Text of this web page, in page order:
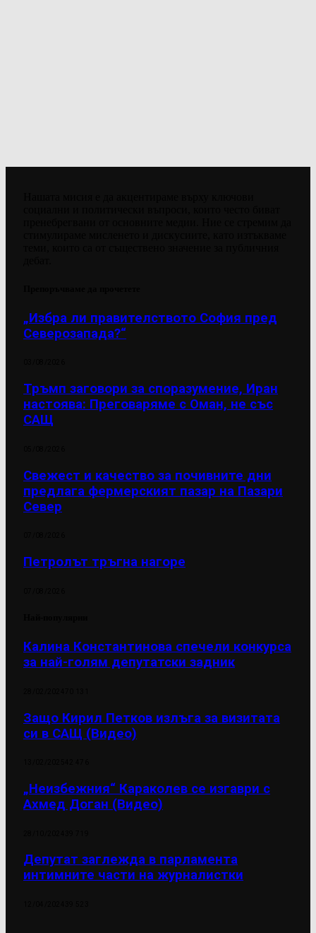
„Избра ли правителството София пред
Северозапада?“
Тръмп заговори за споразумение, Иран
настоява: Преговаряме с Оман, не със
САЩ
Свежест и качество за почивните дни
предлага фермерският пазар на Пазари
Север
Петролът тръгна нагоре
Калина Константинова спечели конкурса
за най-голям депутатски задник
Защо Кирил Петков излъга за визитата
си в САЩ (Видео)
„Неизбежния“ Караколев се изгаври с
Ахмед Доган (Видео)
Депутат заглежда в парламента
интимните части на журналистки